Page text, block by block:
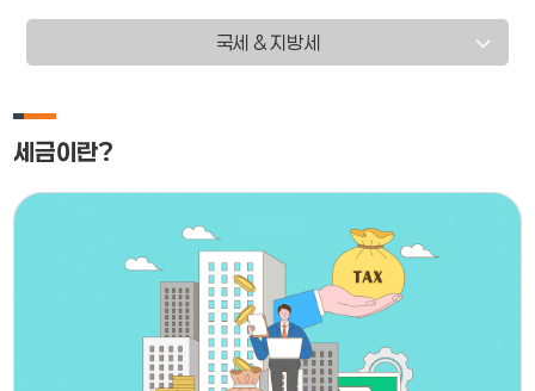
국세 & 지방세
세금이란?